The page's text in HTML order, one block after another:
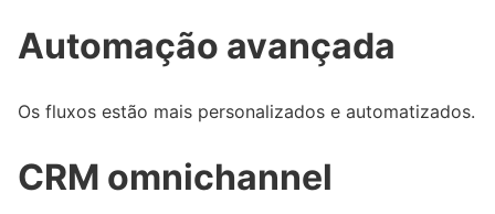
Automação avançada
Os fluxos estão mais personalizados e automatizados.
CRM omnichannel